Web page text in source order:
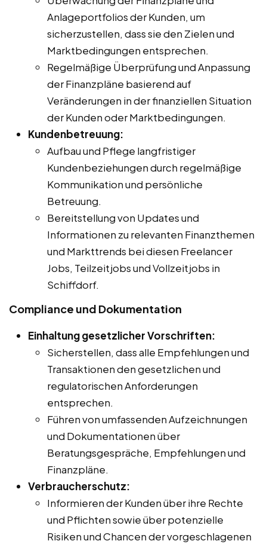
Anlageportfolios der Kunden, um
sicherzustellen, dass sie den Zielen und
Marktbedingungen entsprechen.
Regelmäßige Überprüfung und Anpassung
der Finanzpläne basierend auf
Veränderungen in der finanziellen Situation
der Kunden oder Marktbedingungen.
Kundenbetreuung:
Aufbau und Pflege langfristiger
Kundenbeziehungen durch regelmäßige
Kommunikation und persönliche
Betreuung.
Bereitstellung von Updates und
Informationen zu relevanten Finanzthemen
und Markttrends bei diesen Freelancer
Jobs, Teilzeitjobs und Vollzeitjobs in
Schiffdorf.
Compliance und Dokumentation
Einhaltung gesetzlicher Vorschriften:
Sicherstellen, dass alle Empfehlungen und
Transaktionen den gesetzlichen und
regulatorischen Anforderungen
entsprechen.
Führen von umfassenden Aufzeichnungen
und Dokumentationen über
Beratungsgespräche, Empfehlungen und
Finanzpläne.
Verbraucherschutz:
Informieren der Kunden über ihre Rechte
und Pflichten sowie über potenzielle
Risiken und Chancen der vorgeschlagenen